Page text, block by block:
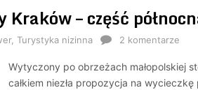
Kraków – część
, Turystyka nizinna 2 komentarze
Wytyczony po obrzeżach małopolskiej
całkiem niezła propozycja na